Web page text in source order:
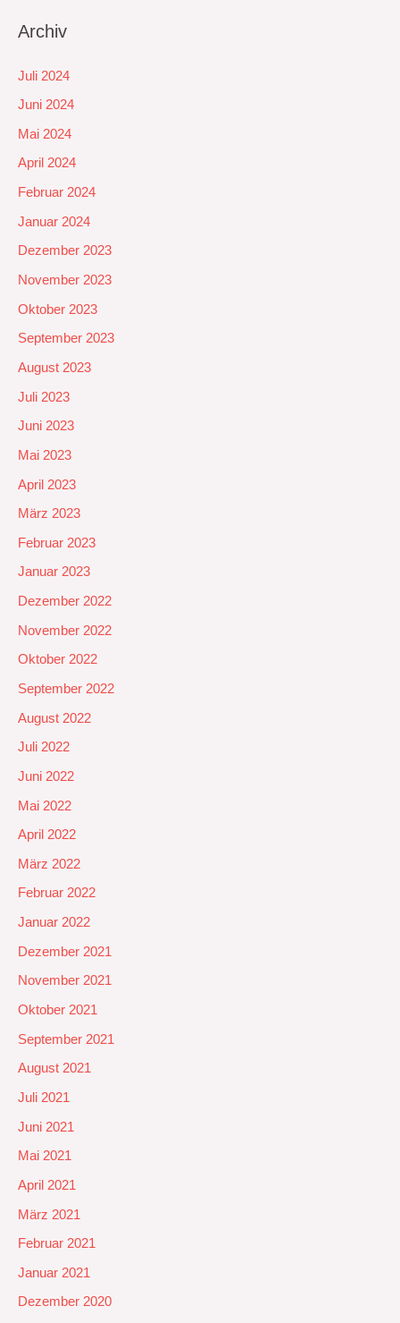
Archiv
Juli 2024
Juni 2024
Mai 2024
April 2024
Februar 2024
Januar 2024
Dezember 2023
November 2023
Oktober 2023
September 2023
August 2023
Juli 2023
Juni 2023
Mai 2023
April 2023
März 2023
Februar 2023
Januar 2023
Dezember 2022
November 2022
Oktober 2022
September 2022
August 2022
Juli 2022
Juni 2022
Mai 2022
April 2022
März 2022
Februar 2022
Januar 2022
Dezember 2021
November 2021
Oktober 2021
September 2021
August 2021
Juli 2021
Juni 2021
Mai 2021
April 2021
März 2021
Februar 2021
Januar 2021
Dezember 2020